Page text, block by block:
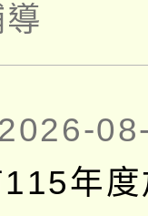
年